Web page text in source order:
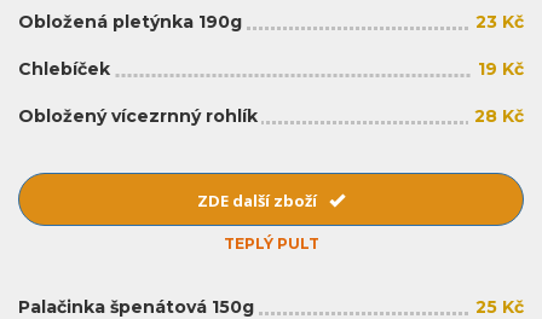
Obložená pletýnka 190g 23 Kč
Chlebíček 19 Kč
Obložený vícezrnný rohlík 28 Kč
ZDE další zboží
TEPLÝ PULT
Palačinka špenátová 150g 25 Kč